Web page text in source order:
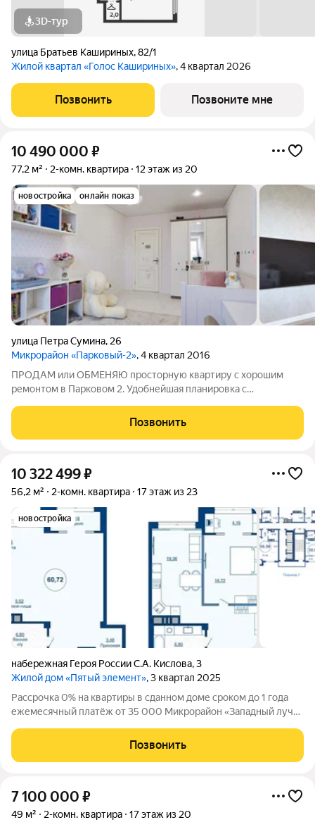
3D-тур
улица Братьев Кашириных,82/1
Жилой квартал «Голос Кашириных», 4 квартал 2026
Позвонить Позвоните мне
10 490 000 ₽
77,2 м² 2-комн. квартира 12 этаж из 20
новостройка онлайн показ
улица Петра Сумина, 26
Микрорайон «Парковый-2», 4 квартал 2016
ПРОДАМ или ОБМЕНЯЮ просторную квартиру с хорошим
ремонтом в Парковом 2. Удобнейшая планировка с
гостиная с балконом, просторная детская, и родительская
спальня со своим балконом и вторым окном.
Позвонить
10 322 499₽
56,2 м² 2-комн. квартира 17 этаж из 23
новостройка
набережная Героя России С.А. Кислова,3
Жилой дом «Пятый элемент», 3 квартал 2025
Рассрочка 0% на квартиры в сданном доме сроком до 1 года
ежемесячный платёж от 35 000 Микрорайон «Западный луч»
пересечении улиц Труда и Энгельса. Монолитно-каркасные
высотные дома формируют
Позвонить
7 100 000 ₽
49 м² 2-комн. квартира 17 этаж из 20